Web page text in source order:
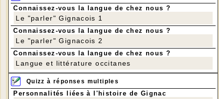
Connaissez-vous la langue de chez nous ?
Le "parler" Gignacois 1
Connaissez-vous la langue de chez nous ?
Le "parler" Gignacois 2
Connaissez-vous la langue de chez nous ?
Langue et littérature occitanes
Quizz à réponses multiples
Personnalités liées à l'histoire de Gignac